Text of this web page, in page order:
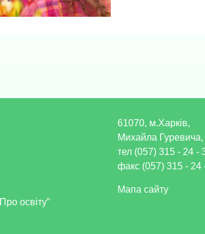
освіту”
61070, м.Харків,
Михайла Гуревича,
тел (057) 315 - 24 -
факс (057) 315 - 24
Мапа сайту